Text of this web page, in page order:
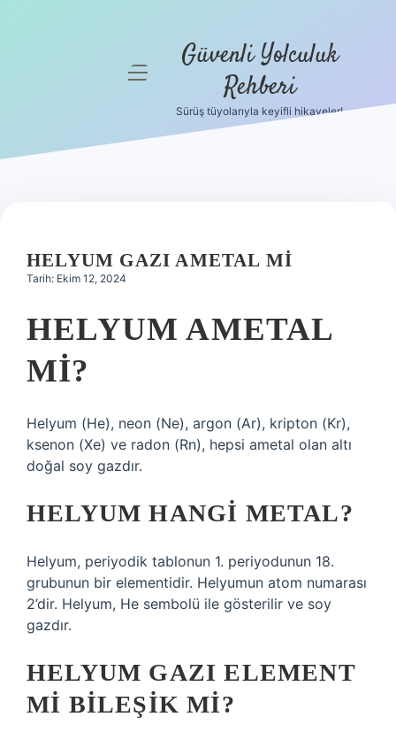
Hakkımızda
menüyü Güvenli Yolculuk
Rehberi
Sürüş tüyolarıyla keyifli hikayeler!
HELYUM GAZI AMETAL MI
Tarih: Ekim 12, 2024
HELYUM AMETAL
MI?
Helyum (He), neon (Ne), argon (Ar), kripton (Kr),
ksenon (Xe) ve radon (Rn), hepsi ametal olan altı
doğal soy gazdır.
HELYUM HANGI METAL?
Helyum, periyodik tablonun 1. periyodunun 18.
grubunun bir elementidir. Helyumun atom numarası
2’dir. Helyum, He sembolü ile gösterilir ve soy
gazdır.
HELYUM GAZI ELEMENT
MI BILEŞIK MI?